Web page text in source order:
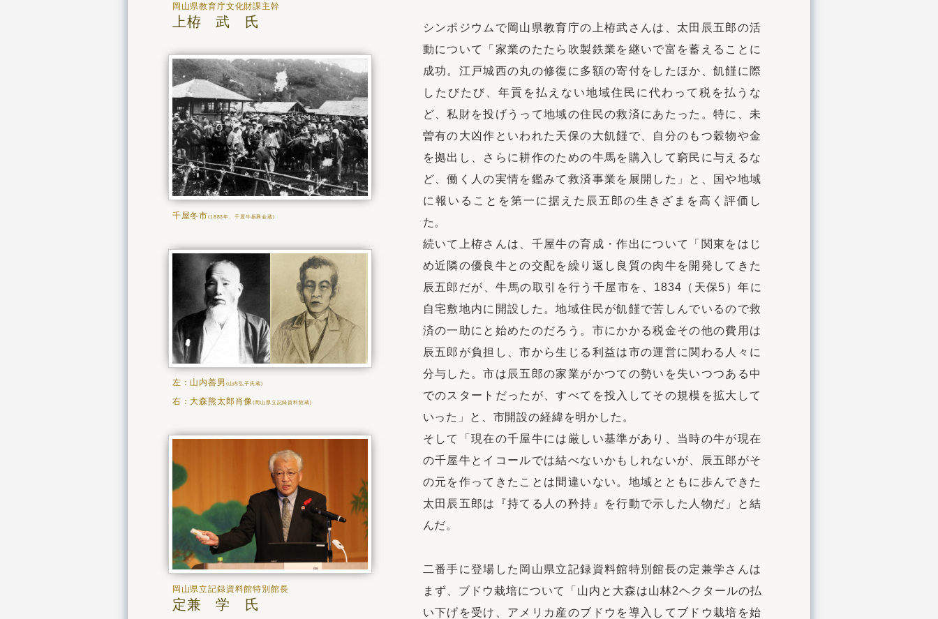
岡山県教育庁文化財課主幹
上栫 武 氏
千屋冬市(1883年、千屋牛振興会蔵)
左：山内善男 (山内弘子氏蔵)
右：大森熊太郎肖像(岡山県立記録資料館蔵)
岡山県立記録資料館特別館長
定兼 学 氏
シンポジウムで岡山県教育庁の上栫武さんは、太田辰五郎の活
動について「家業のたたら吹製鉄業を継いで富を蓄えることに
成功。江戸城西の丸の修復に多額の寄付をしたほか、飢饉に際
したびたび、年貢を払えない地域住民に代わって税を払うな
ど、私財を投げうって地域の住民の救済にあたった。特に、未
曽有の大凶作といわれた天保の大飢饉で、自分のもつ穀物や金
を拠出し、さらに耕作のための牛馬を購入して窮民に与えるな
ど、働く人の実情を鑑みて救済事業を展開した」と、国や地域
に報いることを第一に据えた辰五郎の生きざまを高く評価し
た。
続いて上栫さんは、千屋牛の育成・作出について「関東をはじ
め近隣の優良牛との交配を繰り返し良質の肉牛を開発してきた
辰五郎だが、牛馬の取引を行う千屋市を、1834（天保5）年に
自宅敷地内に開設した。地域住民が飢饉で苦しんでいるので救
済の一助にと始めたのだろう。市にかかる税金その他の費用は
辰五郎が負担し、市から生じる利益は市の運営に関わる人々に
分与した。市は辰五郎の家業がかつての勢いを失いつつある中
でのスタートだったが、すべてを投入してその規模を拡大して
いった」と、市開設の経緯を明かした。
そして「現在の千屋牛には厳しい基準があり、当時の牛が現在
の千屋牛とイコールでは結べないかもしれないが、辰五郎がそ
の元を作ってきたことは間違いない。地域とともに歩んできた
太田辰五郎は『持てる人の矜持』を行動で示した人物だ」と結
んだ。
二番手に登場した岡山県立記録資料館特別館長の定兼学さんは
まず、ブドウ栽培について「山内と大森は山林2ヘクタールの払
い下げを受け、アメリカ産のブドウを導入してブドウ栽培を始